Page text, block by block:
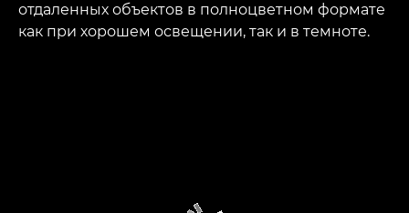
отдаленных объектов в полноцветном формате
как при хорошем освещении, так и в темноте.